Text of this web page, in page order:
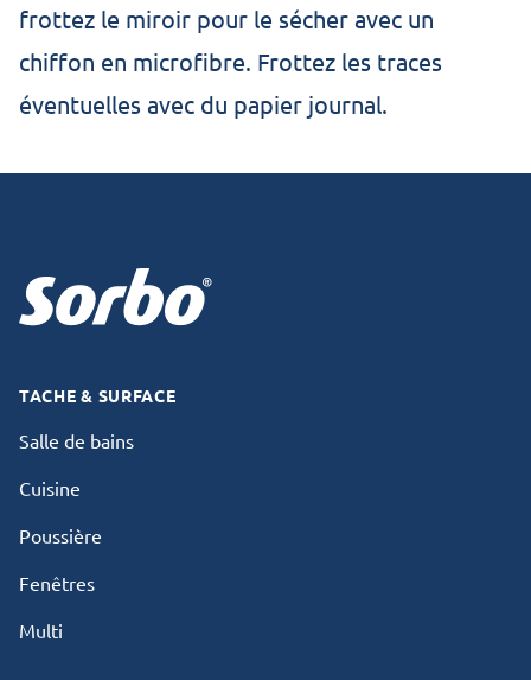
frottez le miroir pour le sécher avec un
chiffon en microfibre. Frottez les traces
éventuelles avec du papier journal.
TACHE & SURFACE
Salle de bains
Cuisine
Poussière
Fenêtres
Multi